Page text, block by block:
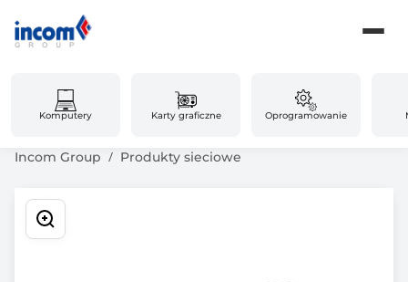
Komputery Karty graficzne Oprogramowanie
Incom Group Produkty sieciowe